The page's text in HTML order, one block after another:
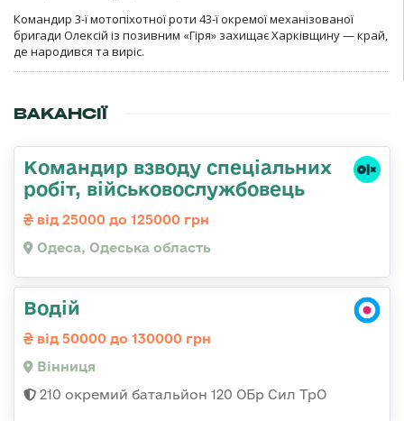
Командир 3-ї мотопіхотної роти 43-ї окремої механізованої
бригади Олексій із позивним «Гіря» захищає Харківщину — край,
де народився та виріс.
ВАКАНСІЇ
Командир взводу спеціальних
робіт, військовослужбовець
від 25000 до 125000 грн
Одеса, Одеська область
Водій
від 50000 до 130000 грн
Вінниця
210 окремий батальйон 120 ОБр Сил ТрО